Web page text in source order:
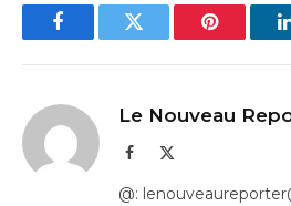
FacebookTwitter Pinterest
Le Nouveau
Facebook
@: